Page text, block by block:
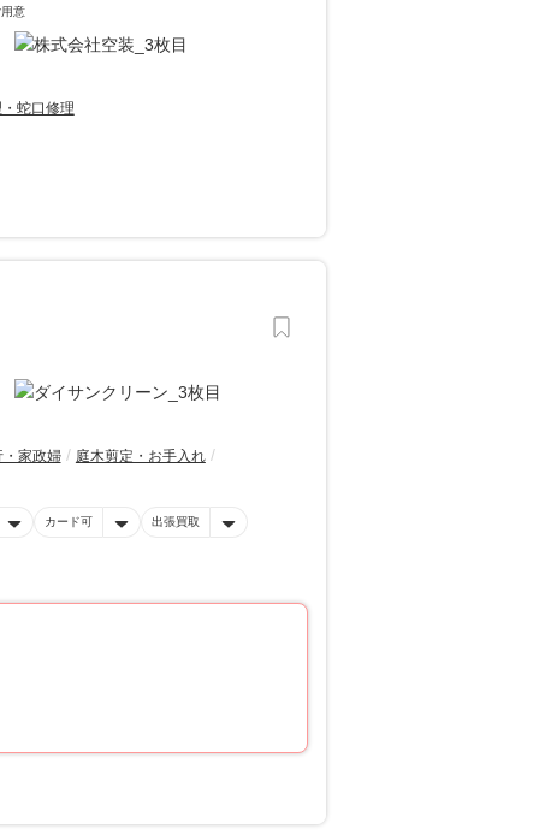
意
蛇口修理
家政婦 庭木剪定・お手入れ
カード可 出張買取